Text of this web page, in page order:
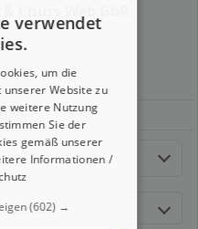
Gehalt
verwendet
um die
Website zu
weitere Nutzung
Sie der
gemäß unserer
Informationen /
(602) →